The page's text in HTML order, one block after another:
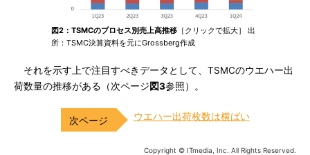
図2：TSMCのプロセス別売上高推移 ［クリックで拡大］ 出
所：TSMC決算資料を元にGrossberg作成
それを示す上で注目すべきデータとして、TSMCのウエハー出
荷数量の推移がある（次ページ図3参照）。
ウエハー出荷枚数は横ばい
Copyright © ITmedia, Inc. All Rights Reserved.